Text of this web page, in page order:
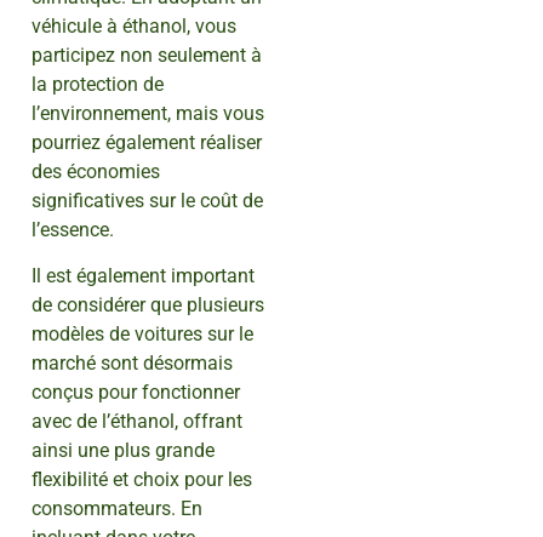
véhicule à éthanol, vous
participez non seulement à
la protection de
l’environnement, mais vous
pourriez également réaliser
des économies
significatives sur le coût de
l’essence.
Il est également important
de considérer que plusieurs
modèles de voitures sur le
marché sont désormais
conçus pour fonctionner
avec de l’éthanol, offrant
ainsi une plus grande
flexibilité et choix pour les
consommateurs. En